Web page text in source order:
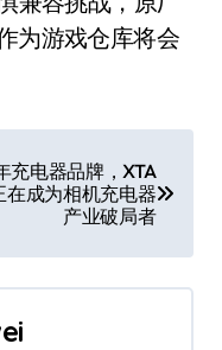
为游戏仓库将会
充电器品牌，XTA
在成为相机充电器
产业破局者